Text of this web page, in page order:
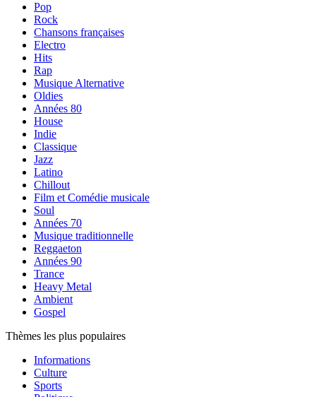
Pop
Rock
Chansons françaises
Electro
Hits
Rap
Musique Alternative
Oldies
Années 80
House
Indie
Classique
Jazz
Latino
Chillout
Film et Comédie musicale
Soul
Années 70
Musique traditionnelle
Reggaeton
Années 90
Trance
Heavy Metal
Ambient
Gospel
Thèmes les plus populaires
Informations
Culture
Sports